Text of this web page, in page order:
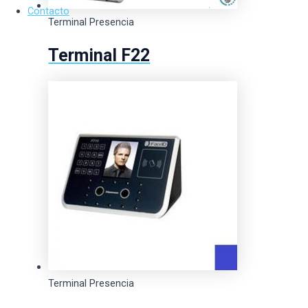
Contacto
Terminal Presencia
Terminal F22
Terminal Presencia